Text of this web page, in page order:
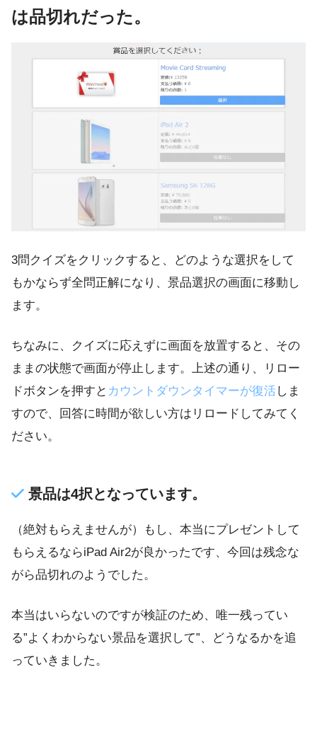
は品切れだった。
3問クイズをクリックすると、どのような選択をして
もかならず全問正解になり、景品選択の画面に移動し
ます。
ちなみに、クイズに応えずに画面を放置すると、その
ままの状態で画面が停止します。上述の通り、リロー
ドボタンを押すと カウントダウンタイマーが復活しま
すので、回答に時間が欲しい方はリロードしてみてく
ださい。
景品は4択となっています。
（絶対もらえませんが）もし、本当にプレゼントして
もらえるならiPad Air2が良かったです、今回は残念な
がら品切れのようでした。
本当はいらないのですが検証のため、唯一残ってい
る”よくわからない景品を選択して”、どうなるかを追
っていきました。